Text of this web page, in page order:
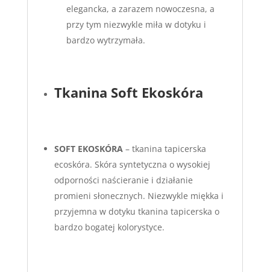
elegancka, a zarazem nowoczesna, a
przy tym niezwykle miła w dotyku i
bardzo wytrzymała.
Tkanina Soft Ekoskóra
SOFT EKOSKÓRA– tkanina tapicerska
ecoskóra. Skóra syntetyczna o wysokiej
odporności naścieranie i działanie
promieni słonecznych. Niezwykle miękka i
przyjemna w dotyku tkanina tapicerska o
bardzo bogatej kolorystyce.